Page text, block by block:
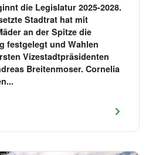
die Legislatur 2025-2028.
Stadtrat hat mit
an der Spitze die
festgelegt und Wahlen
Vizestadtpräsidenten
Breitenmoser. Cornelia